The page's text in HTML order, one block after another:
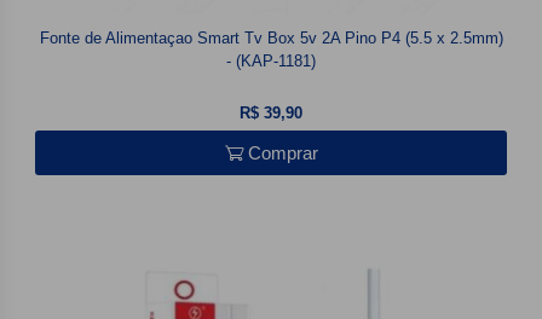
Fonte de Alimentaçao Smart Tv Box 5v 2A Pino P4 (5.5 x 2.5mm)
- (KAP-1181)
R$ 39,90
Comprar